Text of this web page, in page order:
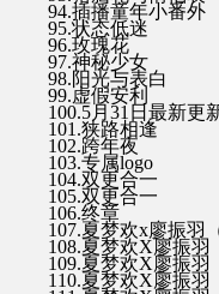
94.插播童年小番外
95.状态低迷
96.玫瑰花
97.神秘少女
98.阳光与表白
99.虚假安利
100.5月31日最新更
101.狭路相逢
102.跨年夜
103.专属logo
104.双更合一
105.双更合一
106.终章
107.夏梦欢x廖振羽
108.夏梦欢X廖振羽
109.夏梦欢X廖振羽
110.夏梦欢X廖振羽